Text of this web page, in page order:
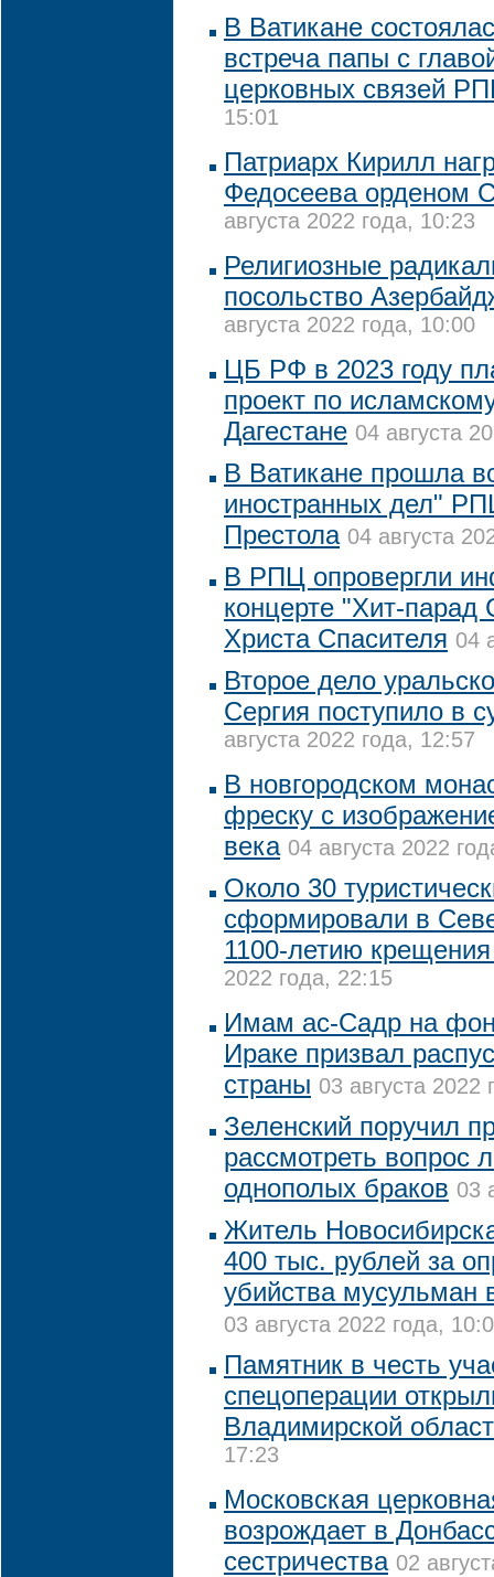
В Ватикане
встреча папы с
церковных связей
15:01
Патриарх Кирилл
Федосеева орденом
августа 2022 года, 10:23
Религиозные
посольство
августа 2022 года, 10:00
ЦБ РФ в 2023 году
проект по
Дагестане 04 августа
В Ватикане прошла
иностранных дел"
Престола 04 августа
В РПЦ опровергли
концерте "Хит-
Христа Спасителя 04
Второе дело
Сергия поступило в
августа 2022 года, 12:57
В новгородском
фреску с
века 04 августа 2022
Около 30
сформировали в
1100-летию
2022 года, 22:15
Имам ас-Садр на
Ираке призвал
страны 03 августа 2022
Зеленский поручил
рассмотреть вопрос
однополых браков 03
Житель
400 тыс. рублей за
убийства мусульман
03 августа 2022 года,
Памятник в честь
спецоперации
Владимирской
17:23
Московская
возрождает в
сестричества 02